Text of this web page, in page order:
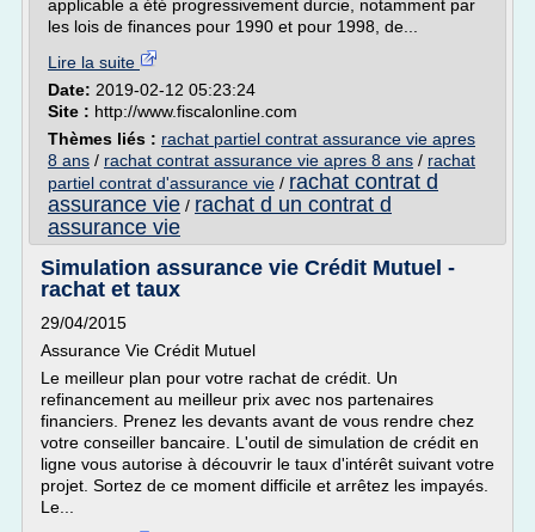
applicable a été progressivement durcie, notamment par
les lois de finances pour 1990 et pour 1998, de...
Lire la suite
Date: 2019-02-12 05:23:24
Site : http://www.fiscalonline.com
Thèmes liés : rachat partiel contrat assurance vie apres
8 ans / rachat contrat assurance vie apres 8 ans / rachat
partiel contrat d'assurance vie / rachat contrat d
assurance vie / rachat d un contrat d
assurance vie
Simulation assurance vie Crédit Mutuel -
rachat et taux
29/04/2015
Assurance Vie Crédit Mutuel
Le meilleur plan pour votre rachat de crédit. Un
refinancement au meilleur prix avec nos partenaires
financiers. Prenez les devants avant de vous rendre chez
votre conseiller bancaire. L'outil de simulation de crédit en
ligne vous autorise à découvrir le taux d'intérêt suivant votre
projet. Sortez de ce moment difficile et arrêtez les impayés.
Le...